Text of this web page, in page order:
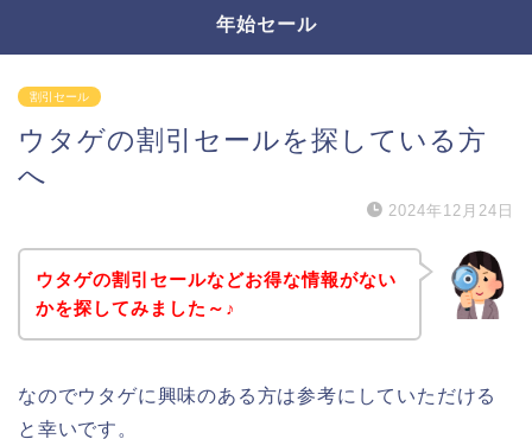
年始セール
割引セール
ウタゲの割引セールを探している方
へ
2024年12月24日
ウタゲの割引セールなどお得な情報がない
かを探してみました～♪
なのでウタゲに興味のある方は参考にしていただける
と幸いです。